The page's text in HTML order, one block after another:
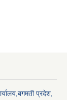
प्रदेश,